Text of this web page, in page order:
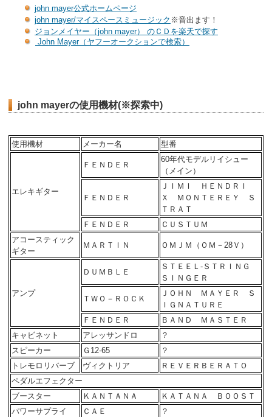
john mayer公式ホームページ
john mayer/マイスペースミュージック ※音出ます！
ジョンメイヤー（john mayer） のＣＤを楽天で探す
John Mayer（ヤフーオークションで検索）
john mayerの使用機材(※探索中)
使用機材 メーカー名 型番
エレキギター
ＦＥＮＤＥＲ
60年代モデルリイシュー
（メイン）
ＦＥＮＤＥＲ
ＪＩＭＩ ＨＥＮＤＲＩ
Ｘ ＭＯＮＴＥＲＥＹ Ｓ
ＴＲＡＴ
ＦＥＮＤＥＲ
ＣＵＳＴＵＭ
アコースティック
ギター
ＭＡＲＴＩＮ ＯＭＪＭ（ＯＭ－28Ｖ）
アンプ
ＤＵＭＢＬＥ
ＳＴＥＥＬ-ＳＴＲＩＮＧ
ＳＩＮＧＥＲ
ＴＷＯ－ＲＯＣＫ
ＪＯＨＮ ＭＡＹＥＲ Ｓ
ＩＧＮＡＴＵＲＥ
ＦＥＮＤＥＲ
ＢＡＮＤ ＭＡＳＴＥＲ
キャビネット
アレッサンドロ
？
スピーカー
Ｇ12-65
？
トレモロリバーブ
ヴィクトリア
ＲＥＶＥＲＢＥＲＡＴＯ
ペダルエフェクター
ブースター
ＫＡＮＴＡＮＡ
ＫＡＴＡＮＡ ＢＯＯＳＴ
パワーサプライ
ＣＡＥ ？